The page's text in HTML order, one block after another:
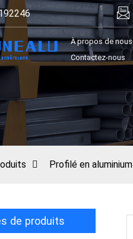
À propos de nous
Contactez-nous
Profilé en aluminium
de produits